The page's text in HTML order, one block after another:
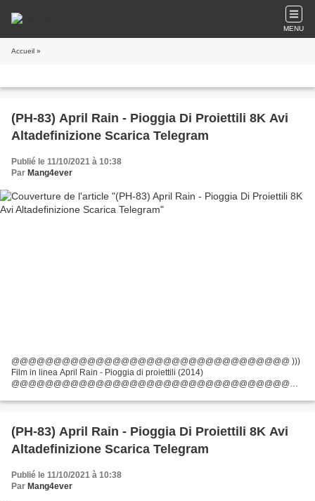
MENU
Accueil »
(PH-83) April Rain - Pioggia Di Proiettili 8K Avi
Altadefinizione Scarica Telegram
Publié le 11/10/2021 à 10:38
Par Mang4ever
@@@@@@@@@@@@@@@@@@@@@@@@@@@@@@@@@ )))
Film in linea April Rain - Pioggia di proiettili (2014)
@@@@@@@@@@@@@@@@@@@@@@@@@@@@@@@@@
2014, Generi: Azione Elenco degli attori:...
(PH-83) April Rain - Pioggia Di Proiettili 8K Avi
Altadefinizione Scarica Telegram
Publié le 11/10/2021 à 10:38
Par Mang4ever